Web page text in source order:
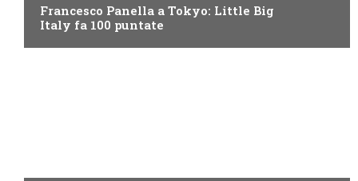
Francesco Panella a Tokyo: Little Big
Italy fa 100 puntate